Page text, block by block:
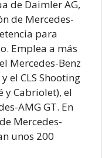
de Daimler AG,
de Mercedes-
para
Emplea a más
Mercedes-Benz
el CLS Shooting
y Cabriolet), el
AMG GT. En
Mercedes-
unos 200